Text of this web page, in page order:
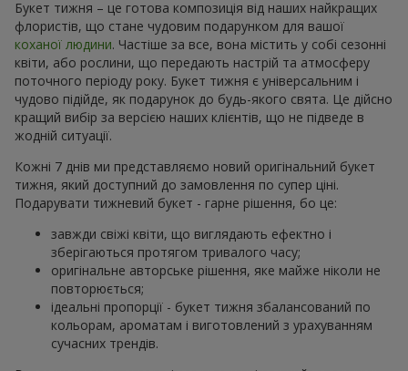
Букет тижня – це готова композиція від наших найкращих
флористів, що стане чудовим подарунком для вашої
коханої людини. Частіше за все, вона містить у собі сезонні
квіти, або рослини, що передають настрій та атмосферу
поточного періоду року. Букет тижня є універсальним і
чудово підійде, як подарунок до будь-якого свята. Це дійсно
кращий вибір за версією наших клієнтів, що не підведе в
жодній ситуації.
Кожні 7 днів ми представляємо новий оригінальний букет
тижня, який доступний до замовлення по супер ціні.
Подарувати тижневий букет - гарне рішення, бо це:
завжди свіжі квіти, що виглядають ефектно і
зберігаються протягом тривалого часу;
оригінальне авторське рішення, яке майже ніколи не
повторюється;
ідеальні пропорції - букет тижня збалансований по
кольорам, ароматам і виготовлений з урахуванням
сучасних трендів.